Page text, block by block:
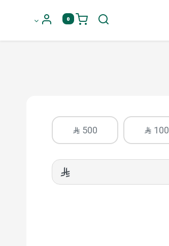
0
100
500